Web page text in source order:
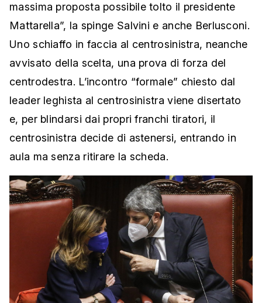
massima proposta possibile tolto il presidente
Mattarella”, la spinge Salvini e anche Berlusconi.
Uno schiaffo in faccia al centrosinistra, neanche
avvisato della scelta, una prova di forza del
centrodestra. L’incontro “formale” chiesto dal
leader leghista al centrosinistra viene disertato
e, per blindarsi dai propri franchi tiratori, il
centrosinistra decide di astenersi, entrando in
aula ma senza ritirare la scheda.